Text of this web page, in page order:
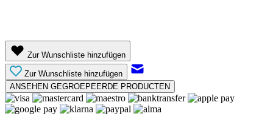
Zur Wunschliste hinzufügen
Zur Wunschliste hinzufügen
ANSEHEN GEGROEPEERDE PRODUCTEN